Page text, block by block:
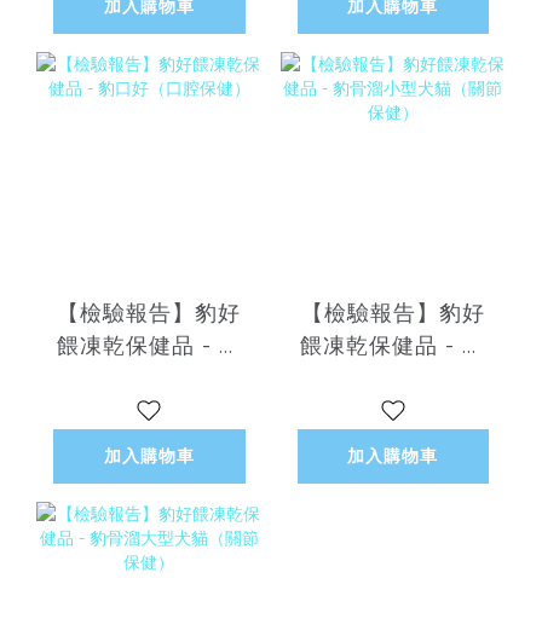
加入購物車 加入購物車
【檢驗報告】豹好
餵凍乾保健品 - 豹
加入購物車
【檢驗報告】豹好
餵凍乾保健品 - 豹
節保健）
加入購物車